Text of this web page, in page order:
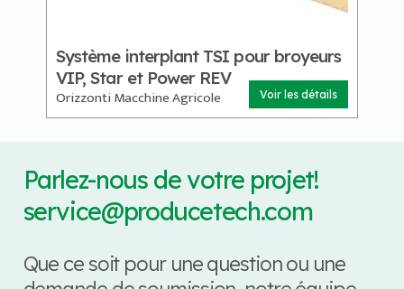
Système interplant TSI pour broyeurs
VIP, Star et Power REV
Orizzonti Macchine Agricole Voir les détails
Parlez-nous de votre projet!
service@producetech.com
Que ce soit pour une question ou une